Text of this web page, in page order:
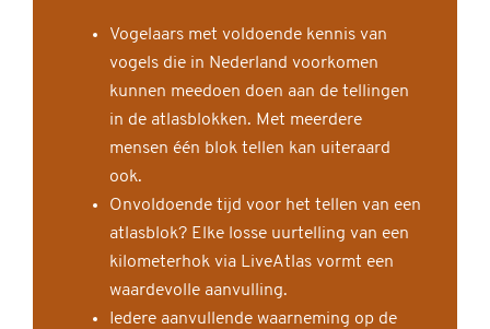
Vogelaars met voldoende kennis van
vogels die in Nederland voorkomen
kunnen meedoen doen aan de tellingen
in de atlasblokken. Met meerdere
mensen één blok tellen kan uiteraard
ook.
Onvoldoende tijd voor het tellen van een
atlasblok? Elke losse uurtelling van een
kilometerhok via LiveAtlas vormt een
waardevolle aanvulling.
Iedere aanvullende waarneming op de